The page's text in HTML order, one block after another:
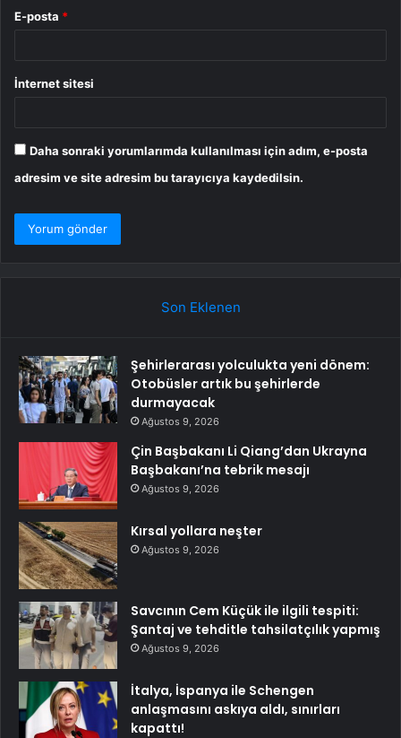
E-posta *
İnternet sitesi
Daha sonraki yorumlarımda kullanılması için adım, e-posta
adresim ve site adresim bu tarayıcıya kaydedilsin.
Son Eklenen
Şehirlerarası yolculukta yeni dönem:
Otobüsler artık bu şehirlerde
durmayacak
Ağustos 9, 2026
Çin Başbakanı Li Qiang’dan Ukrayna
Başbakanı’na tebrik mesajı
Ağustos 9, 2026
Kırsal yollara neşter
Ağustos 9, 2026
Savcının Cem Küçük ile ilgili tespiti:
Şantaj ve tehditle tahsilatçılık yapmış
Ağustos 9, 2026
İtalya, İspanya ile Schengen
anlaşmasını askıya aldı, sınırları
kapattı!